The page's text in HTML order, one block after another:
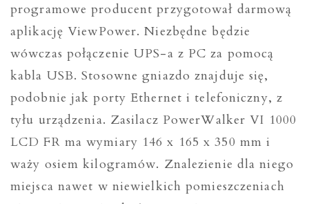
programowe producent przygotował darmową
aplikację ViewPower. Niezbędne będzie
wówczas połączenie UPS-a z PC za pomocą
kabla USB. Stosowne gniazdo znajduje się,
podobnie jak porty Ethernet i telefoniczny, z
tyłu urządzenia. Zasilacz PowerWalker VI 1000
LCD FR ma wymiary 146 x 165 x 350 mm i
waży osiem kilogramów. Znalezienie dla niego
miejsca nawet w niewielkich pomieszczeniach